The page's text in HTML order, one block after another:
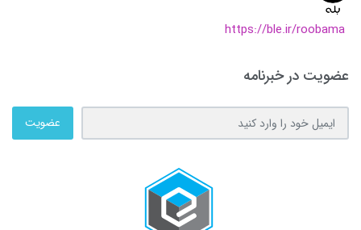
https://ble.ir/roobama
عضویت در خبرنامه
عضویت